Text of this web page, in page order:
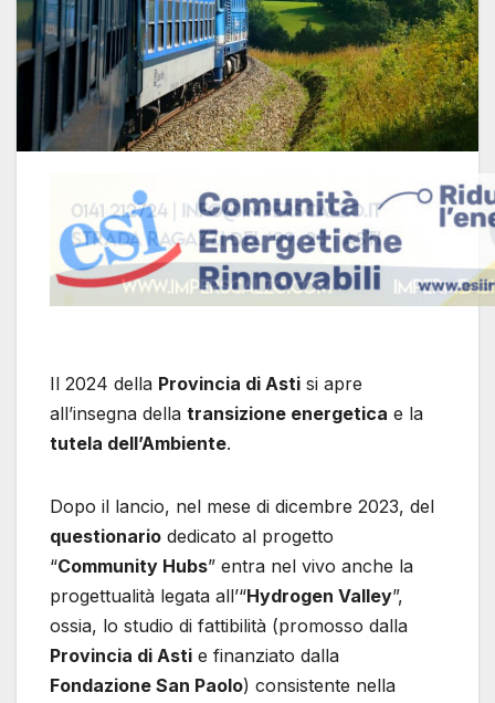
Il 2024 della Provincia di Asti si apre
all’insegna della transizione energetica e la
tutela dell’Ambiente.
Dopo il lancio, nel mese di dicembre 2023, del
questionario dedicato al progetto
“Community Hubs” entra nel vivo anche la
progettualità legata all’“Hydrogen Valley”,
ossia, lo studio di fattibilità (promosso dalla
Provincia di Asti e finanziato dalla
Fondazione San Paolo) consistente nella